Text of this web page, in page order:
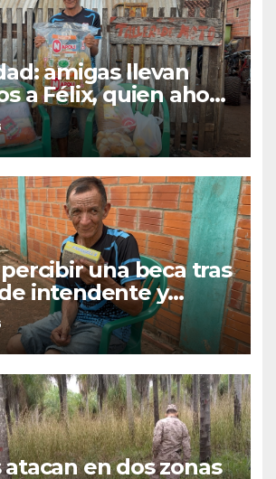
amigas llevan
a Félix, quien ahora
para
una beca tras
intendente y
caramelos para
en dos zonas